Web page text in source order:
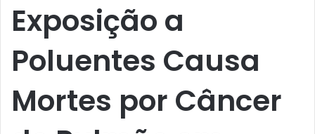
Exposição a
Poluentes Causa
Mortes por Câncer